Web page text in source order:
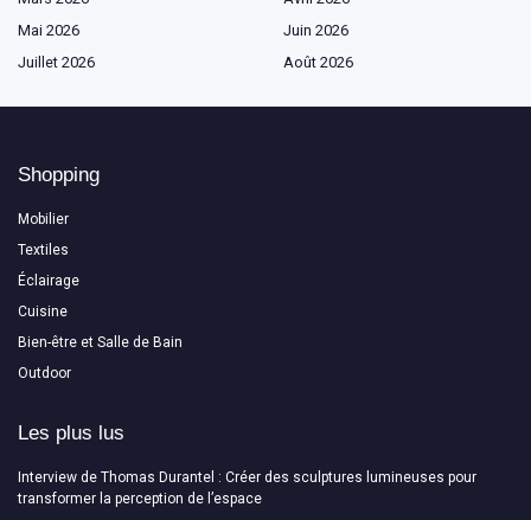
Mai 2026
Juin 2026
Juillet 2026
Août 2026
Shopping
Mobilier
Textiles
Éclairage
Cuisine
Bien-être et Salle de Bain
Outdoor
Les plus lus
Interview de Thomas Durantel : Créer des sculptures lumineuses pour
transformer la perception de l’espace